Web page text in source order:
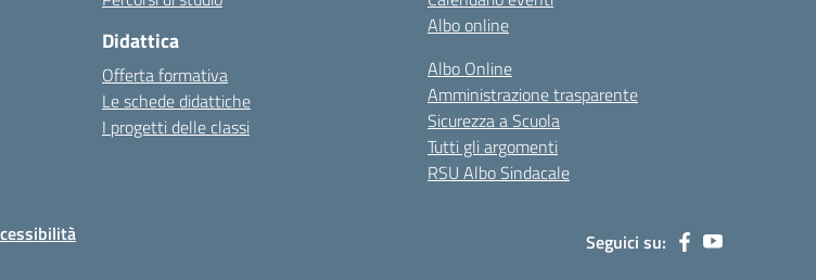
Didattica
Offerta formativa
Le schede didattiche
I progetti delle classi
Albo online
Albo Online
Amministrazione trasparente
Sicurezza a Scuola
Tutti gli argomenti
RSU Albo Sindacale
Seguici su: